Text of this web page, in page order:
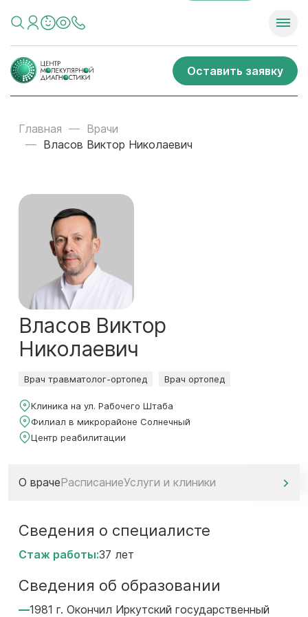
Оставить заявку
Главная
Врачи
Власов Виктор Николаевич
Власов Виктор
Николаевич
Врач травматолог-ортопед Врач ортопед
Клиника на ул. Рабочего Штаба
Филиал в микрорайоне Солнечный
Центр реабилитации
О врачеРасписаниеУслуги и клиники
Сведения о специалисте
Стаж работы:37 лет
Сведения об образовании
1981 г. Окончил Иркутский государственный